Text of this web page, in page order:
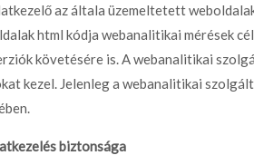
az általa üzemeltetett
html kódja webanalitikai mérések
követésére is. A webanalitikai
kezel. Jelenleg a webanalitikai
biztonsága